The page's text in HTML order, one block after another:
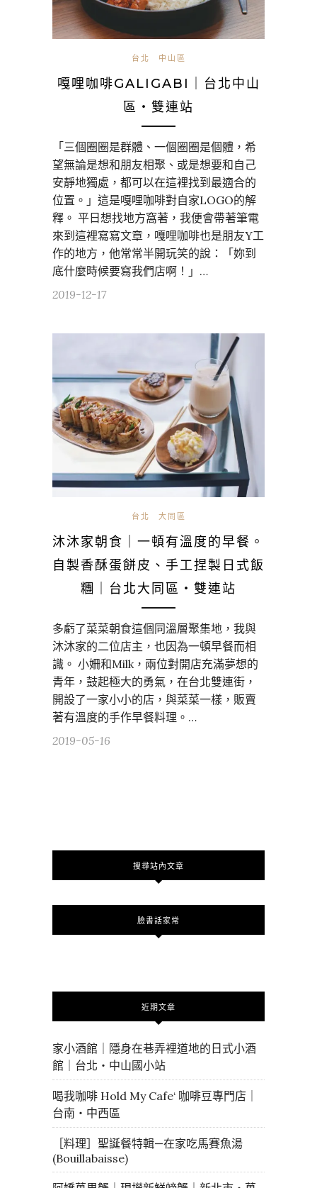
台北 中山區
嘎哩咖啡GALIGABI｜台北中山
區・雙連站
「三個圈圈是群體、一個圈圈是個體，希
望無論是想和朋友相聚、或是想要和自己
安靜地獨處，都可以在這裡找到最適合的
位置。」這是嘎哩咖啡對自家LOGO的解
釋。 平日想找地方窩著，我便會帶著筆電
來到這裡寫寫文章，嘎哩咖啡也是朋友Y工
作的地方，他常常半開玩笑的說：「妳到
底什麼時候要寫我們店啊！」…
2019-12-17
台北 大同區
沐沐家朝食｜一頓有溫度的早餐。
自製香酥蛋餅皮、手工捏製日式飯
糰｜台北大同區・雙連站
多虧了菜菜朝食這個同溫層聚集地，我與
沐沐家的二位店主，也因為一頓早餐而相
識。 小姍和Milk，兩位對開店充滿夢想的
青年，鼓起極大的勇氣，在台北雙連街，
開設了一家小小的店，與菜菜一樣，販賣
著有溫度的手作早餐料理。…
2019-05-16
搜尋站內文章
臉書話家常
近期文章
家小酒館｜隱身在巷弄裡道地的日式小酒
館｜台北・中山國小站
喝我咖啡 Hold My Cafe‘ 咖啡豆專門店｜
台南・中西區
［料理］聖誕餐特輯—在家吃馬賽魚湯
(Bouillabaisse)